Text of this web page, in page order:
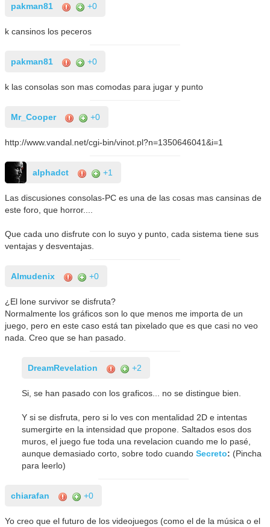
pakman81 +0
k cansinos los peceros
pakman81 +0
k las consolas son mas comodas para jugar y punto
Mr_Cooper +0
http://www.vandal.net/cgi-bin/vinot.pl?n=1350646041&i=1
alphadct +1
Las discusiones consolas-PC es una de las cosas mas cansinas de
este foro, que horror....
Que cada uno disfrute con lo suyo y punto, cada sistema tiene sus
ventajas y desventajas.
Almudenix +0
¿El lone survivor se disfruta?
Normalmente los gráficos son lo que menos me importa de un
juego, pero en este caso está tan pixelado que es que casi no veo
nada. Creo que se han pasado.
DreamRevelation +2
Si, se han pasado con los graficos... no se distingue bien.
Y si se disfruta, pero si lo ves con mentalidad 2D e intentas
sumergirte en la intensidad que propone. Saltados esos dos
muros, el juego fue toda una revelacion cuando me lo pasé,
aunque demasiado corto, sobre todo cuandoSecreto: (Pincha
para leerlo)
chiarafan +0
Yo creo que el futuro de los videojuegos (como el de la música o el